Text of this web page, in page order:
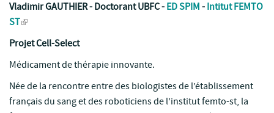
Vladimir GAUTHIER - Doctorant UBFC - ED SPIM - Intitut FEMTO
ST
Projet Cell-Select
Médicament de thérapie innovante.
Née de la rencontre entre des biologistes de l’établissement
français du sang et des roboticiens de l’institut femto-st, la